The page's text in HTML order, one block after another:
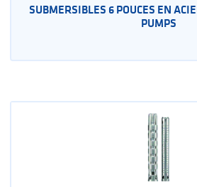
SUBMERSIBLES 6 POUCES EN
PUMPS